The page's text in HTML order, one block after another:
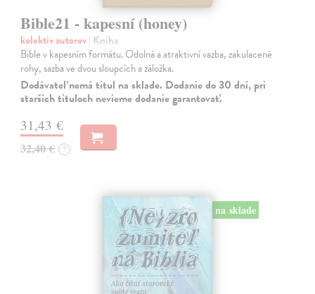
Bible21 - kapesní (honey)
kolektív autorov| Kniha
Bible v kapesním formátu. Odolná a atraktivní vazba, zakulacené
rohy, sazba ve dvou sloupcích a záložka.
Dodávateľ nemá titul na sklade. Dodanie do 30 dní, pri
starších tituloch nevieme dodanie garantovať.
31,43 €
32,40 € ?
na sklade